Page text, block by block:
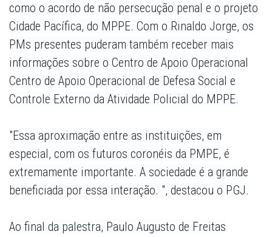
como o acordo de não persecução penal e o projeto
Cidade Pacífica, do MPPE. Com o Rinaldo Jorge, os
PMs presentes puderam também receber mais
informações sobre o Centro de Apoio Operacional
Centro de Apoio Operacional de Defesa Social e
Controle Externo da Atividade Policial do MPPE.
"Essa aproximação entre as instituições, em
especial, com os futuros coronéis da PMPE, é
extremamente importante. A sociedade é a grande
beneficiada por essa interação. ", destacou o PGJ.
Ao final da palestra, Paulo Augusto de Freitas